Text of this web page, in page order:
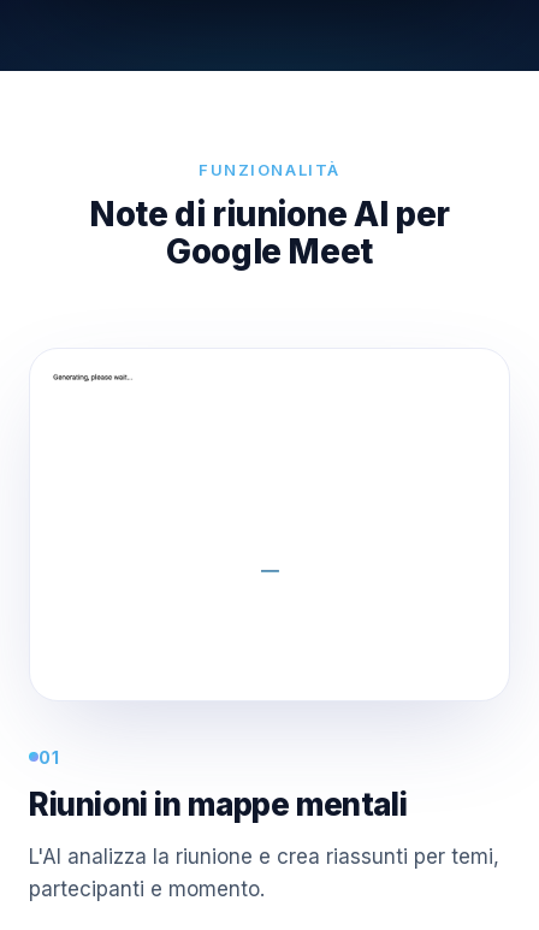
FUNZIONALITÀ
Note di riunione AI per
Google Meet
01
Riunioni in mappe mentali
L'AI analizza la riunione e crea riassunti per temi,
partecipanti e momento.